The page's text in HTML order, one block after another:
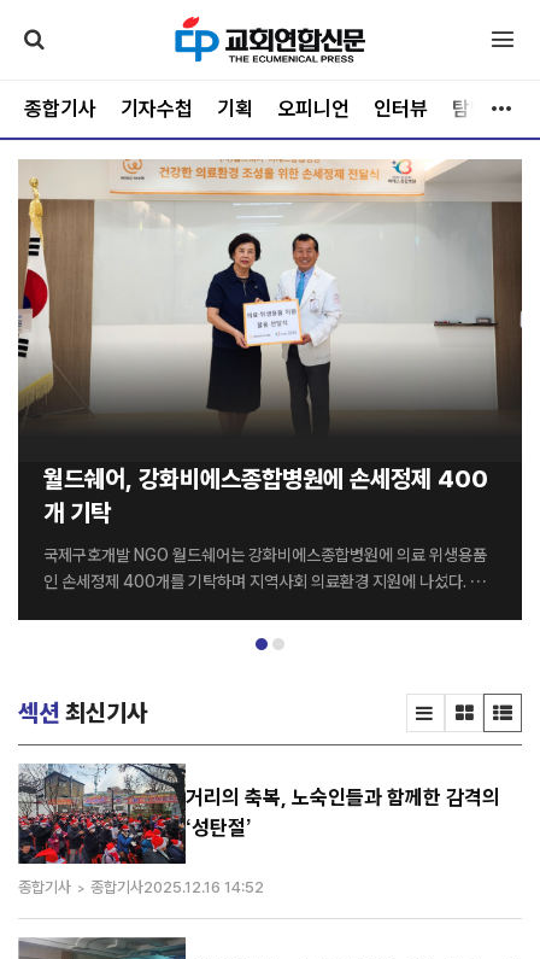
종합기사 기자수첩 기획 오피니언 인터뷰 탐방
월드쉐어, 강화비에스종합병원에 손세정제 400
개 기탁
국제구호개발 NGO 월드쉐어는 강화비에스종합병원에 의료 위생용품
인 손세정제 400개를 기탁하며 지역사회 의료환경 지원에 나섰다. 전
쉐어 최순자 이사장과 강화비에스종합병원 김종영 병원장을 비롯한 양
이번 나눔을 계기로 지역사회를 위한 다양한 사회공헌 활동을 지속적으
로 이어갈 계획이다. 강화비에스종합병원 김종영 병원장은 “병원을 이
용하는 환자와 의료진 모두에게 큰 도움을 주신 월드쉐어에 감사드린다.
특히 감염병 예방의 중요성이 더욱 커진 요즘, 이번 기탁이 병원 위생 관
리에 실질적인 도움이 될 것으로 기대한다”고 말했다. 한편 월드쉐어는
전 세계 20여 개국에서 그룹홈, 해외아동결연, 교...
섹션 최신기사
거리의 축복, 노숙인들과 함께한 감격의
‘성탄절’
종합기사 종합기사2025.12.16 14:52